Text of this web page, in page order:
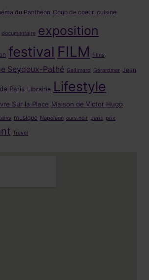
du Panthéon Coup de coeur cuisine
documentaire exposition
festival FILM films
Seydoux-Pathé Gallimard Gérardmer Jean
Paris Librairie Lifestyle
Sur la Place Maison de Victor Hugo
musique Napoléon ours noir paris prix
Travel